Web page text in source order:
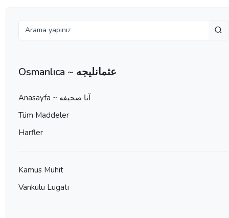
Osmanlıca ~ عثمانليجه
Anasayfa ~ آنا صحيفه
Tüm Maddeler
Harfler
Kamus Muhit
Vankulu Lugatı